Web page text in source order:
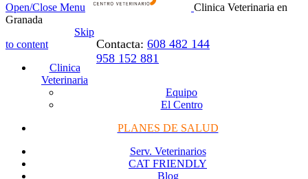
Open/Close Menu
Clinica Veterinaria en
Granada
Contacta: 608 482 144
958 152 881
Skip
to content
Clinica
Veterinaria
Equipo
El Centro
PLANES DE SALUD
Serv. Veterinarios
CAT FRIENDLY
Blog